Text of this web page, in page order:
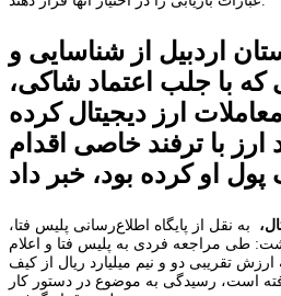
اردبیل از شناسایی و
با جلب اعتماد شاکی،
ارز دیجیتال کرده
با ترفند خاصی اقدام
به نقل از پایگاه اطلاع‌رسانی پلیس ‌فتا،
طی مراجعه فردی به پلیس فتا و اعلام
ارزش تقریبی دو و نیم میلیارد ریال از کیف
است، رسیدگی به موضوع در دستور کار